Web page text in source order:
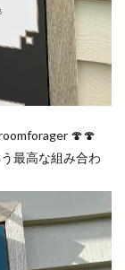
🍄🍄
最高な組み合わ